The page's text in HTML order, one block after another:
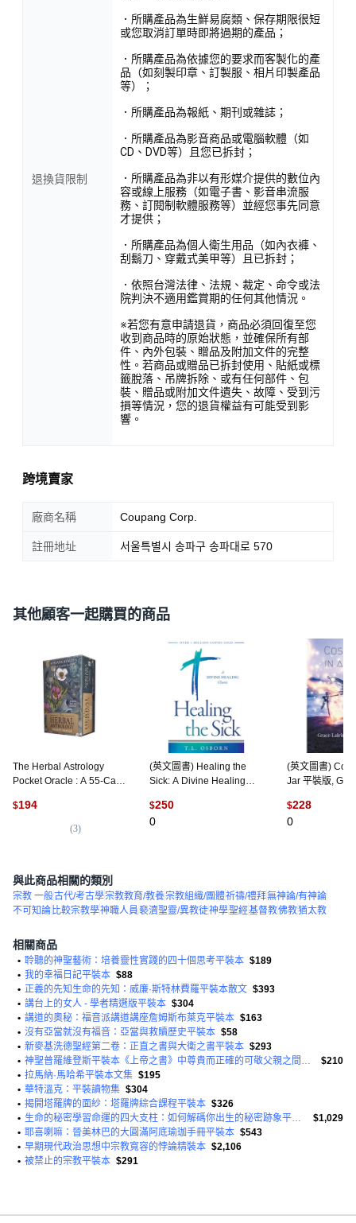
退換貨限制
．所購產品為生鮮易腐類、保存期限很短
或您取消訂單時即將過期的產品；
．所購產品為依據您的要求而客製化的產
品（如刻製印章、訂製服、相片印製產品
等）；
．所購產品為報紙、期刊或雜誌；
．所購產品為影音商品或電腦軟體（如
CD、DVD等）且您已拆封；
．所購產品為非以有形媒介提供的數位內
容或線上服務（如電子書、影音串流服
務、訂閱制軟體服務等）並經您事先同意
才提供；
．所購產品為個人衛生用品（如內衣褲、
刮鬍刀、穿戴式美甲等）且已拆封；
．依照台灣法律、法規、裁定、命令或法
院判決不適用鑑賞期的任何其他情況。
※若您有意申請退貨，商品必須回復至您
收到商品時的原始狀態，並確保所有部
件、內外包裝、贈品及附加文件的完整
性。若商品或贈品已拆封使用、貼紙或標
籤脫落、吊牌拆除、或有任何部件、包
裝、贈品或附加文件遺失、故障、受到污
損等情況，您的退貨權益有可能受到影
響。
跨境賣家
廠商名稱 Coupang Corp.
註冊地址 서울특별시 송파구 송파대로 570
其他顧客一起購買的商品
The Herbal Astrology
Pocket Oracle : A 55-Card
Hay House
$194
(3)
(英文圖書) Healing the
Sick: A Divine Healing
House, 英文
$250
0
(英文圖書)
Jar 平裝版,
$228
0
與此商品相關的類別
宗教 一般古代/考古學宗教教育/教養宗教組織/團體祈禱/禮拜無神論/有神論
不可知論比較宗教學神職人員褻瀆聖靈/異教徒神學聖經基督教佛教猶太教
相關商品
• 聆聽的神聖藝術：培養靈性實踐的四十個思考平裝本 $189
• 我的幸福日記平裝本 $88
• 正義的先知生命的先知：威廉·斯特林費羅平裝本散文 $393
• 講台上的女人 - 學者精選版平裝本 $304
• 講道的奧秘：福音派講道講座詹姆斯布萊克平裝本 $163
• 沒有亞當就沒有福音：亞當與救贖歷史平裝本 $58
• 新麥基洗德聖經第二卷：正直之書與大衛之書平裝本 $293
•
神聖普羅維登斯平裝本《上帝之書》中尊貴而正確的可敬父親之間的信件
$210
• 拉馬納·馬哈希平裝本文集 $195
• 華特溫克：平裝讀物集 $304
• 揭開塔羅牌的面紗：塔羅牌綜合課程平裝本 $326
•
生命的秘密學習命運的四大支柱：如何解碼你出生的秘密跡象平裝本
$1,029
• 耶喜喇嘛：晉美林巴的大圓滿阿底瑜珈手冊平裝本 $543
• 早期現代政治思想中宗教寬容的悖論精裝本 $2,106
• 被禁止的宗教平裝本 $291